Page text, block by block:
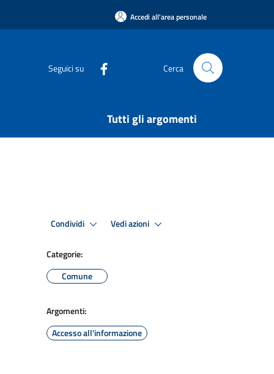
Accedi all'area personale
Seguici su Cerca
Tutti gli argomenti
Condividi Vedi azioni
Categorie:
Comune
Argomenti:
Accesso all'informazione